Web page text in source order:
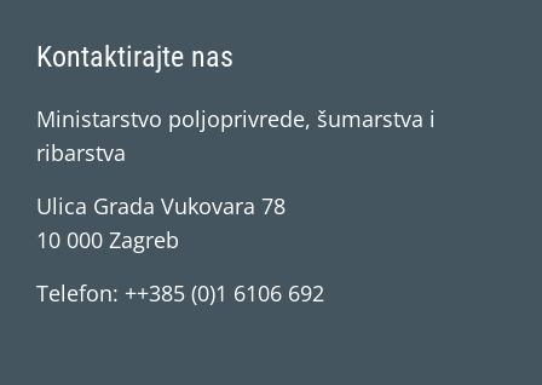
Kontaktirajte nas
Ministarstvo poljoprivrede, šumarstva i
ribarstva
Ulica Grada Vukovara 78
10 000 Zagreb
Telefon: ++385 (0)1 6106 692